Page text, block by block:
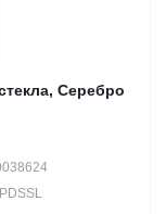
Серебро